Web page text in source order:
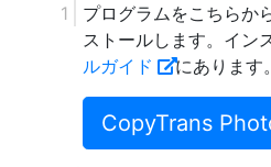
プログラムをこちらか
ストールします。イン
ルガイド
にあります。
CopyTrans